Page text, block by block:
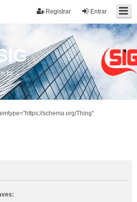
Entrar
Registrar
schema.org/Thing"